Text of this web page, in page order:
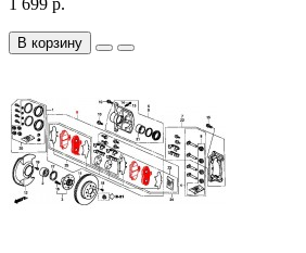
1 699 р.
В корзину